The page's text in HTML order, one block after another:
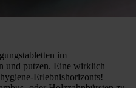
im
und putzen. Eine wirklich
Erlebnishorizonts!